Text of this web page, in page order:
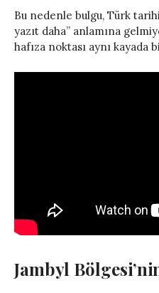
Bu nedenle bulgu, Türk
yazıt daha” anlamına
hafıza noktası aynı kayada
Jambyl